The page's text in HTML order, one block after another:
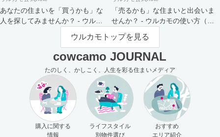
あなたの住まいを「買うかも」な
人を探してみませんか？ - ウルカ
「売るかも」な住まいと出会いま
せんか？ - ウルカモの使い方（買
主さま向け）
ウルカモトップを見る
cowcamo JOURNAL
たのしく、かしこく、人生を彩る住まいメディア
購入に関する
情報
ライフスタイル
別物件選び
おすすめ
エリア紹介